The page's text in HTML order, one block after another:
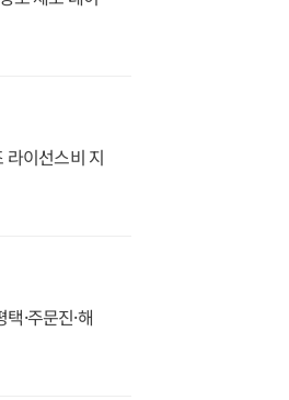
라이선스비 지
·주문진·해